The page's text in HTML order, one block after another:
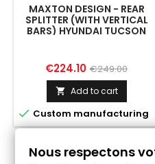
MAXTON DESIGN - REAR
SPLITTER (WITH VERTICAL
BARS) HYUNDAI TUCSON
Price
€224.10 Regular
price
€249.00
 Add to cart
 Custom manufacturing
Nous respectons